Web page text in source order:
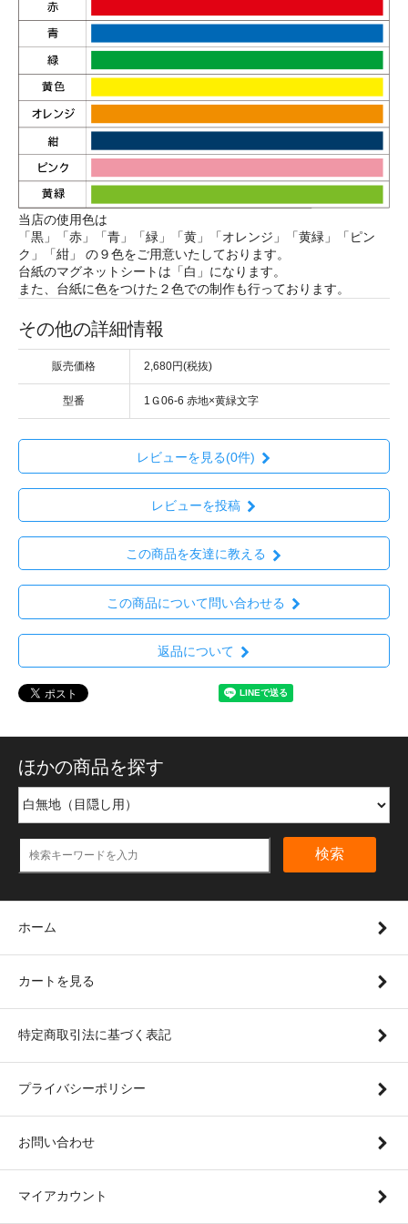
当店の使用色は
「黒」「赤」「青」「緑」「黄」「オレンジ」「黄緑」「ピン
ク」「紺」 の９色をご用意いたしております。
台紙のマグネットシートは「白」になります。
また、台紙に色をつけた２色での制作も行っております。
その他の詳細情報
販売価格 2,680円(税抜)
型番 1Ｇ06-6 赤地×黄緑文字
レビューを見る(0件)
レビューを投稿
この商品を友達に教える
この商品について問い合わせる
返品について
ほかの商品を探す
検索
ホーム
カートを見る
特定商取引法に基づく表記
プライバシーポリシー
お問い合わせ
マイアカウント